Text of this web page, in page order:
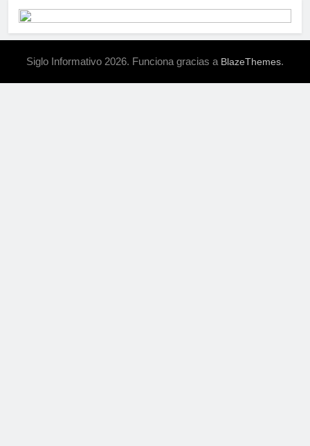
Siglo Informativo 2026. Funciona gracias a BlazeThemes.